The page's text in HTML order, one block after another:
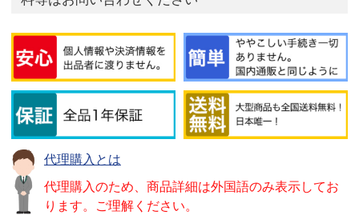
代理購入とは
代理購入のため、商品詳細は外国語のみ表示してお
ります。ご理解ください。